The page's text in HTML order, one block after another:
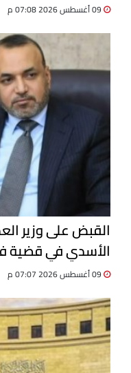
القبض على وزير
الأسدي في قضية